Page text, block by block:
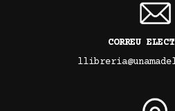
CORREU